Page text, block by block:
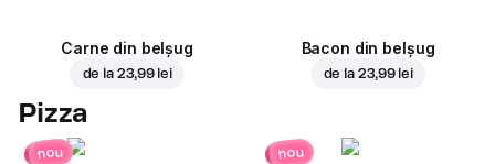
Carne din belșug
de la 23,99 lei
Bacon din belșug
de la 23,99 lei
Pizza
nou nou